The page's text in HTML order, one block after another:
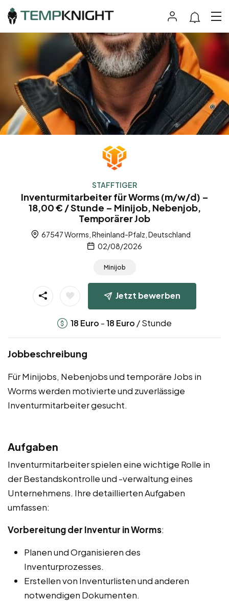
STAFFTIGER
Inventurmitarbeiter für Worms (m/w/d) –
18,00 € / Stunde – Minijob, Nebenjob,
Temporärer Job
67547 Worms, Rheinland-Pfalz, Deutschland
02/08/2026
Minijob
Jetzt bewerben
18 Euro -18 Euro / Stunde
Jobbeschreibung
Für Minijobs, Nebenjobs und temporäre Jobs in
Worms werden motivierte und zuverlässige
Inventurmitarbeiter gesucht.
Aufgaben
Inventurmitarbeiter spielen eine wichtige Rolle in
der Bestandskontrolle und -verwaltung eines
Unternehmens. Ihre detaillierten Aufgaben
umfassen:
Vorbereitung der Inventur in Worms:
Planen und Organisieren des
Inventurprozesses.
Erstellen von Inventurlisten und anderen
notwendigen Dokumenten.